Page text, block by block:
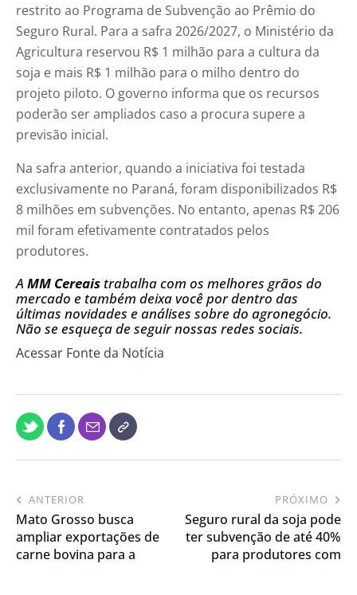
restrito ao Programa de Subvenção ao Prêmio do
Seguro Rural. Para a safra 2026/2027, o Ministério da
Agricultura reservou R$ 1 milhão para a cultura da
soja e mais R$ 1 milhão para o milho dentro do
projeto piloto. O governo informa que os recursos
poderão ser ampliados caso a procura supere a
previsão inicial.
Na safra anterior, quando a iniciativa foi testada
exclusivamente no Paraná, foram disponibilizados R$
8 milhões em subvenções. No entanto, apenas R$ 206
mil foram efetivamente contratados pelos
produtores.
A MM Cereais trabalha com os melhores grãos do
mercado e também deixa você por dentro das
últimas novidades e análises sobre do agronegócio.
Não se esqueça de seguir nossas redes sociais.
Acessar Fonte da Notícia
ANTERIOR
Mato Grosso busca
ampliar exportações de
carne bovina para a
PRÓXIMO
Seguro rural da soja pode
ter subvenção de até 40%
para produtores com